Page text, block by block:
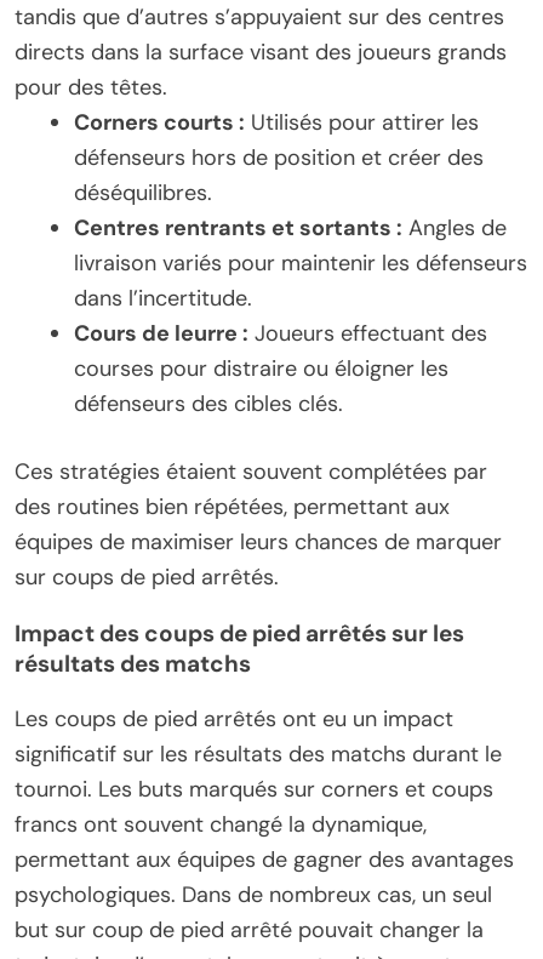
tandis que d’autres s’appuyaient sur des centres
directs dans la surface visant des joueurs grands
pour des têtes.
Corners courts : Utilisés pour attirer les
défenseurs hors de position et créer des
déséquilibres.
Centres rentrants et sortants : Angles de
livraison variés pour maintenir les défenseurs
dans l’incertitude.
Cours de leurre : Joueurs effectuant des
courses pour distraire ou éloigner les
défenseurs des cibles clés.
Ces stratégies étaient souvent complétées par
des routines bien répétées, permettant aux
équipes de maximiser leurs chances de marquer
sur coups de pied arrêtés.
Impact des coups de pied arrêtés sur les
résultats des matchs
Les coups de pied arrêtés ont eu un impact
significatif sur les résultats des matchs durant le
tournoi. Les buts marqués sur corners et coups
francs ont souvent changé la dynamique,
permettant aux équipes de gagner des avantages
psychologiques. Dans de nombreux cas, un seul
but sur coup de pied arrêté pouvait changer la